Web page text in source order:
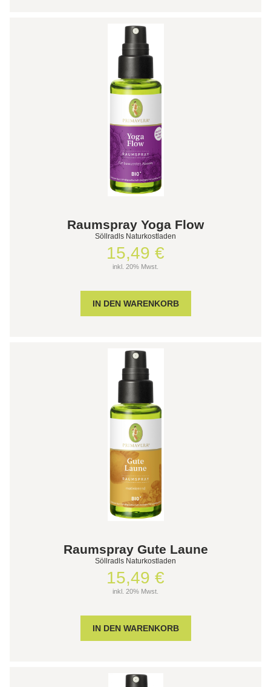
Raumspray Yoga Flow
Söllradls Naturkostladen
15,49 €
inkl. 20% Mwst.
Raumspray Gute Laune
Söllradls Naturkostladen
15,49 €
inkl. 20% Mwst.